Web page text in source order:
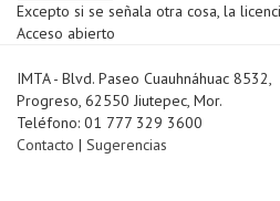
Excepto si se señala otra cosa, la
Acceso abierto
IMTA - Blvd. Paseo Cuauhnáhuac 8532,
Progreso, 62550 Jiutepec, Mor.
Teléfono: 01 777 329 3600
Contacto | Sugerencias